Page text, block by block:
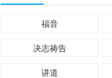
福音
决志祷告
讲道